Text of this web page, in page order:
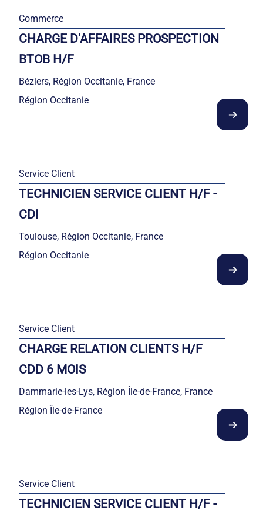
Commerce
CHARGE D'AFFAIRES PROSPECTION
BTOB H/F
Béziers, Région Occitanie, France
Région Occitanie
Service Client
TECHNICIEN SERVICE CLIENT H/F -
CDI
Toulouse, Région Occitanie, France
Région Occitanie
Service Client
CHARGE RELATION CLIENTS H/F
CDD 6 MOIS
Dammarie-les-Lys, Région Île-de-France, France
Région Île-de-France
Service Client
TECHNICIEN SERVICE CLIENT H/F -